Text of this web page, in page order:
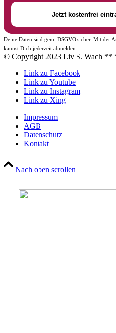
Deine Daten sind gem. DSGVO sicher. Mit der
kannst Dich jederzeit abmelden.
© Copyright 2023 Liv S. Wach **
Link zu Facebook
Link zu Youtube
Link zu Instagram
Link zu Xing
Impressum
AGB
Datenschutz
Kontakt
Nach oben scrollen